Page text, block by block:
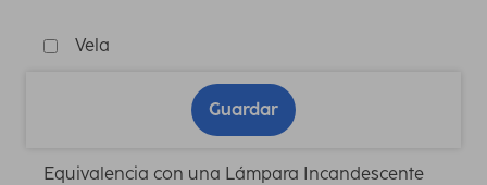
Vela
Guardar
Equivalencia con una Lámpara Incandescente